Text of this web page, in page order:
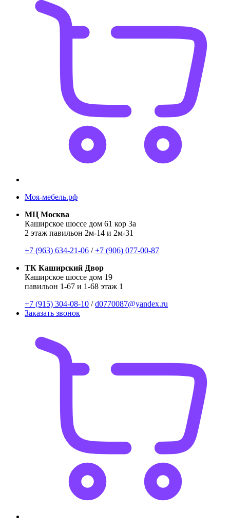
Моя-мебель.рф
МЦ Москва
Каширское шоссе дом 61 кор 3а
2 этаж павильон 2м-14 и 2м-31
+7 (963) 634-21-06 /+7 (906) 077-00-87
ТК Каширский Двор
Каширское шоссе дом 19
павильон 1-67 и 1-68 этаж 1
+7 (915) 304-08-10 /d0770087@yandex.ru
Заказать звонок